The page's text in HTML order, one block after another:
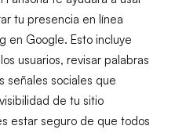
tu presencia en línea
en Google. Esto incluye
usuarios, revisar palabras
señales sociales que
de tu sitio
estar seguro de que todos